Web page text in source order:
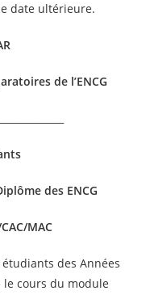
date ultérieure.
de l’ENCG
des ENCG
MAC
des Années
le cours du module